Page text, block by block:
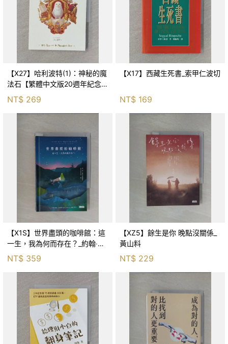
【X27】哈利波特(1)：神秘的魔
法石【繁體中文版20週年紀念】
NT$ 269
【X17】西藏生死書_索甲仁波切
NT$ 169
【X1S】世界盡頭的咖啡館：這
一生，我為何而存在？_約翰‧史
崔勒基, Elsa
NT$ 359
【XZ5】餘生是你 晚點沒關係_
黃山料
NT$ 229